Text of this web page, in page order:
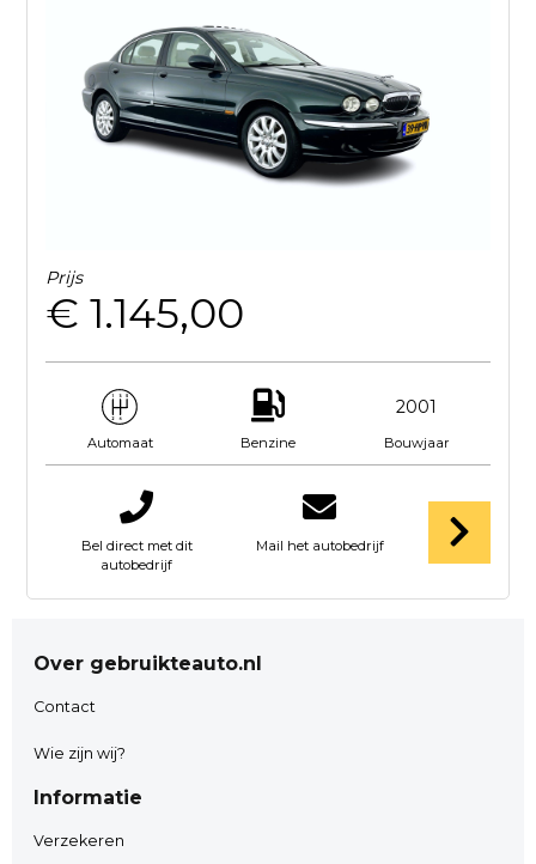
Prijs
€ 1.145,00
Automaat Benzine
2001
Bouwjaar
Bel direct met dit
autobedrijf
Mail het autobedrijf
Over gebruikteauto.nl
Contact
Wie zijn wij?
Informatie
Verzekeren